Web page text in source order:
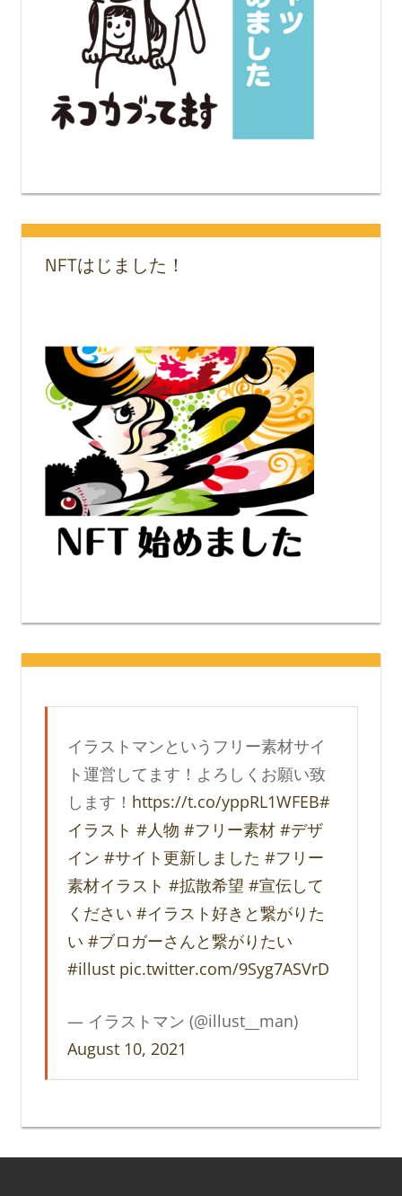
NFTはじました！
イラストマンというフリー素材サイ
ト運営してます！よろしくお願い致
します！ https://t.co/yppRL1WFEB#
イラスト #人物 #フリー素材 #デザ
イン #サイト更新しました #フリー
素材イラスト #拡散希望 #宣伝して
ください #イラスト好きと繋がりた
い #ブロガーさんと繋がりたい
#illust pic.twitter.com/9Syg7ASVrD
— イラストマン (@illust__man)
August 10, 2021